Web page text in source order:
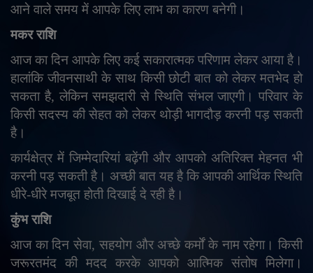
आने वाले समय में आपके लिए लाभ का कारण बनेगी।
मकर राशि
आज का दिन आपके लिए कई सकारात्मक परिणाम लेकर आया है।
हालांकि जीवनसाथी के साथ किसी छोटी बात को लेकर मतभेद हो
सकता है, लेकिन समझदारी से स्थिति संभल जाएगी। परिवार के
किसी सदस्य की सेहत को लेकर थोड़ी भागदौड़ करनी पड़ सकती
है।
कार्यक्षेत्र में जिम्मेदारियां बढ़ेंगी और आपको अतिरिक्त मेहनत भी
करनी पड़ सकती है। अच्छी बात यह है कि आपकी आर्थिक स्थिति
धीरे-धीरे मजबूत होती दिखाई दे रही है।
कुंभ राशि
आज का दिन सेवा, सहयोग और अच्छे कर्मों के नाम रहेगा। किसी
जरूरतमंद की मदद करके आपको आत्मिक संतोष मिलेगा।